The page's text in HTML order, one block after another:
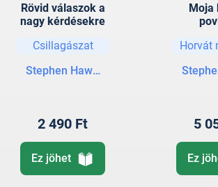
Rövid válaszok a
nagy kérdésekre
Csillagászat
Stephen Hawking
2 490 Ft
Ez jöhet
Moja
Horvát
5
Ez